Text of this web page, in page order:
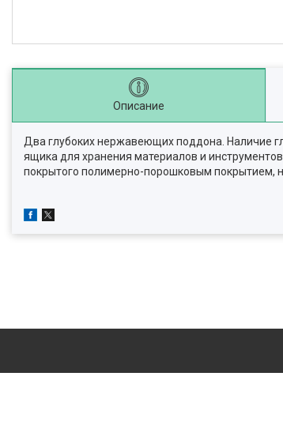
Описание
Два глубоких нержавеющих поддона. Наличие
ящика для хранения материалов и
покрытого полимерно-порошковым покрытием,